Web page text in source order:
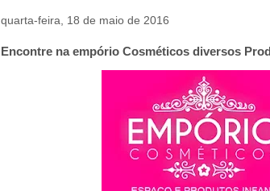
quarta-feira, 18 de maio de 2016
Encontre na empório Cosméticos diversos